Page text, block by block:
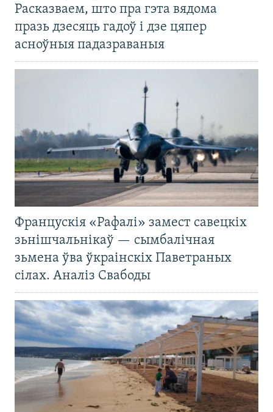
Расказваем, што пра гэта вядома
празь дзесяць гадоў і дзе цяпер
асноўныя падазраваныя
Францускія «Рафалі» замест савецкіх
зьнішчальнікаў — сымбалічная
зьмена ўва ўкраінскіх Паветраных
сілах. Аналіз Свабоды